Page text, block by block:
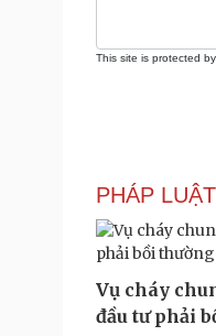
This site is protected
PHÁP LUẬT
Vụ cháy
đầu tư phải